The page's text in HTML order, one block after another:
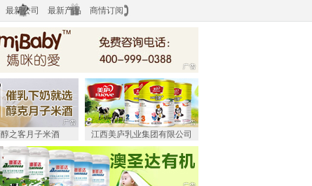
最新公司 最新产品 商情订阅
之客月子米酒 江西美庐乳业集团有限公司